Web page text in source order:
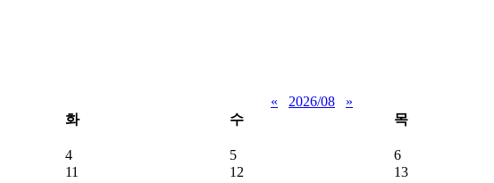
« 2026/08
»
화 수 목
4 5 6
11 12 13